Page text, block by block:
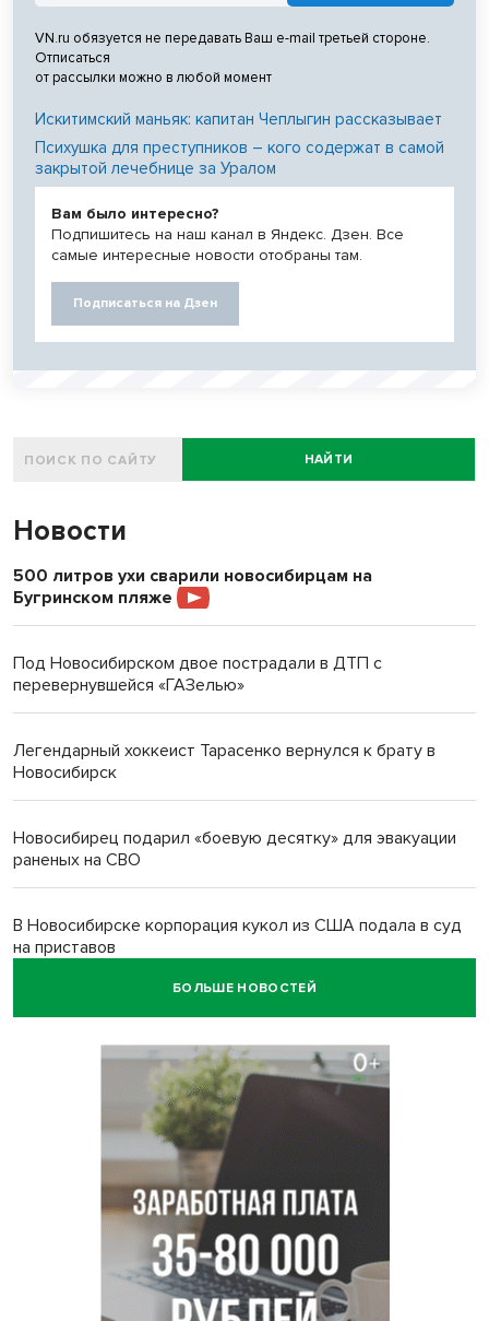
VN.ru обязуется не передавать Ваш e-mail третьей стороне.
Отписаться
от рассылки можно в любой момент
Искитимский маньяк: капитан Чеплыгин рассказывает
Психушка для преступников – кого содержат в самой
закрытой лечебнице за Уралом
Вам было интересно?
Подпишитесь на наш канал в Яндекс. Дзен. Все
самые интересные новости отобраны там.
Подписаться на Дзен
НАЙТИ
Новости
500 литров ухи сварили новосибирцам на
Бугринском пляже
Под Новосибирском двое пострадали в ДТП с
перевернувшейся «ГАЗелью»
Легендарный хоккеист Тарасенко вернулся к брату в
Новосибирск
Новосибирец подарил «боевую десятку» для эвакуации
раненых на СВО
В Новосибирске корпорация кукол из США подала в суд
на приставов
В Новосибирске минздрав объявил бесплатную
В Новосибирске врачи прооперировали 25 тысяч
пациентов с катарактой
Знаменитый орангутан Бату отметил юбилей в
новосибирском зоопарке
Новосибирские хирурги спасли сердце восьмиклассницы
с донорским клапаном
БОЛЬШЕ НОВОСТЕЙ